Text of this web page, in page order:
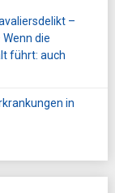
–
die
führt: auch
in